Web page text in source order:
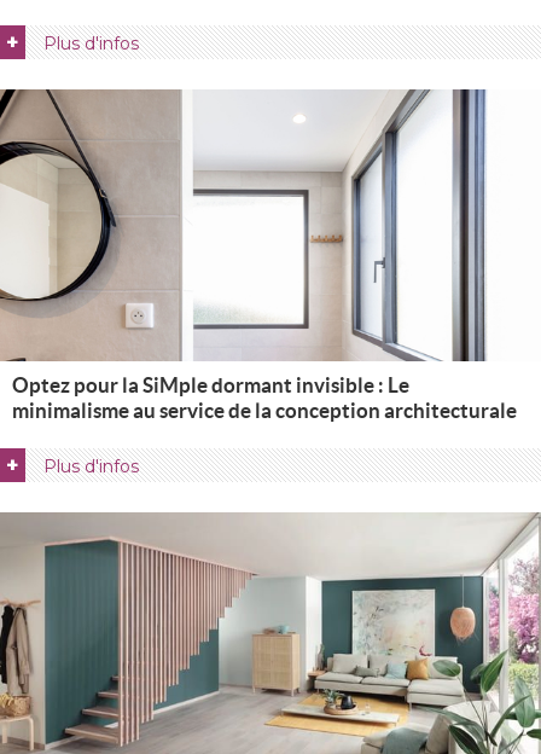
+ Plus d'infos
Optez pour la SiMple dormant invisible : Le
minimalisme au service de la conception architecturale
+ Plus d'infos